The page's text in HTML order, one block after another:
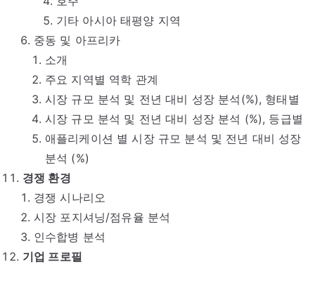
기타 아시아 태평양 지역
중동 및 아프리카
소개
주요 지역별 역학 관계
시장 규모 분석 및 전년 대비 성장 분석(%), 형태별
시장 규모 분석 및 전년 대비 성장 분석 (%), 등급별
애플리케이션 별 시장 규모 분석 및 전년 대비 성장
분석 (%)
경쟁 환경
경쟁 시나리오
시장 포지셔닝/점유율 분석
인수합병 분석
기업 프로필